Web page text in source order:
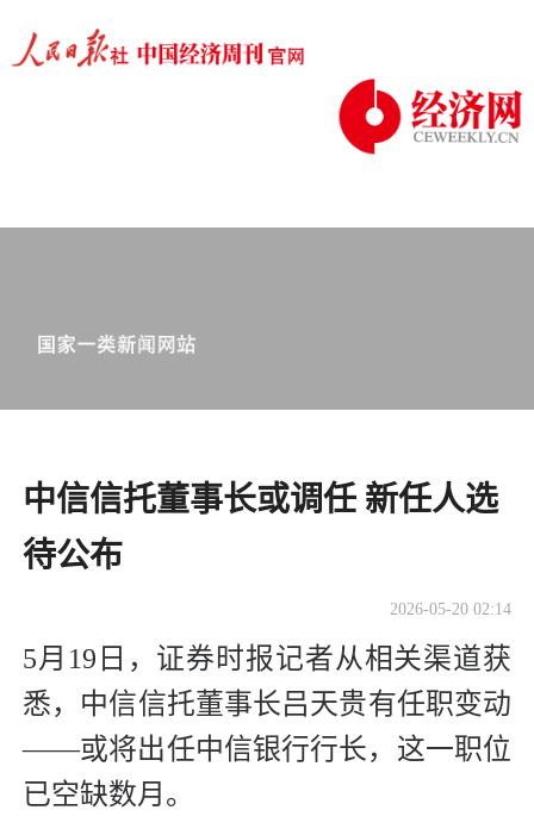
中信信托董事长或调任 新任人选
待公布
2026-05-20 02:14
5月19日，证券时报记者从相关渠道获
悉，中信信托董事长吕天贵有任职变动
——或将出任中信银行行长，这一职位
已空缺数月。